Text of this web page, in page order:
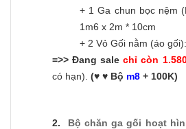
+ 1 Ga chun bọc nệm
1m6 x 2m * 10cm
+ 2 Vỏ Gối nằm (áo
=>> Đang salechỉ còn
có hạn). (♥ ♥ Bộ m8 + 100K)
2. Bộ chăn ga gối hoạt